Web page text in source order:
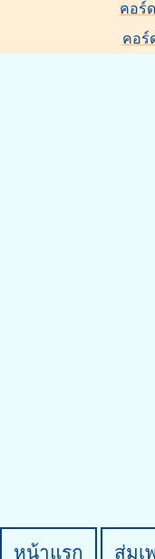
คอร์
คอร์
หน้าแรก สุ่มเ